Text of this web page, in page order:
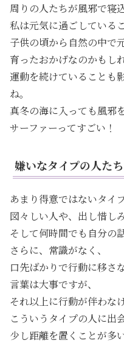
周りの人たちが風邪で寝
私は元気に過ごしている
子供の頃から自然の中で
育ったおかげなのかもし
運動を続けていることも
ね。
真冬の海に入っても風邪
サーファーってすごい！
嫌いなタイプの人たち
あまり得意ではないタイ
図々しい人や、出し惜し
そして何時間でも自分の
さらに、常識がなく、
口先ばかりで行動に移さ
言葉は大事ですが、
それ以上に行動が伴わな
こういうタイプの人に出
少し距離を置くことが多